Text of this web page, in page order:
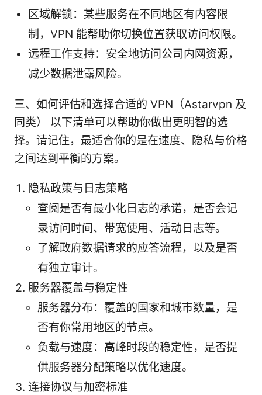
区域解锁：某些服务在不同地区有内容限
制，VPN 能帮助你切换位置获取访问权限。
远程工作支持：安全地访问公司内网资源，
减少数据泄露风险。
三、如何评估和选择合适的 VPN（Astarvpn 及
同类） 以下清单可以帮助你做出更明智的选
择。请记住，最适合你的是在速度、隐私与价格
之间达到平衡的方案。
隐私政策与日志策略
查阅是否有最小化日志的承诺，是否会记
录访问时间、带宽使用、活动日志等。
了解政府数据请求的应答流程，以及是否
有独立审计。
服务器覆盖与稳定性
服务器分布：覆盖的国家和城市数量，是
否有你常用地区的节点。
负载与速度：高峰时段的稳定性，是否提
供服务器分配策略以优化速度。
连接协议与加密标准